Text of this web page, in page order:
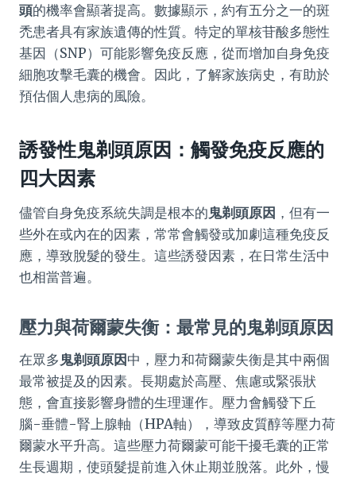
頭的機率會顯著提高。數據顯示，約有五分之一的斑
禿患者具有家族遺傳的性質。特定的單核苷酸多態性
基因（SNP）可能影響免疫反應，從而增加自身免疫
細胞攻擊毛囊的機會。因此，了解家族病史，有助於
預估個人患病的風險。
誘發性鬼剃頭原因：觸發免疫反應的
四大因素
儘管自身免疫系統失調是根本的鬼剃頭原因 ，但有一
些外在或內在的因素，常常會觸發或加劇這種免疫反
應，導致脫髮的發生。這些誘發因素，在日常生活中
也相當普遍。
壓力與荷爾蒙失衡：最常見的鬼剃頭原因
在眾多鬼剃頭原因中，壓力和荷爾蒙失衡是其中兩個
最常被提及的因素。長期處於高壓、焦慮或緊張狀
態，會直接影響身體的生理運作。壓力會觸發下丘
腦-垂體-腎上腺軸（HPA軸），導致皮質醇等壓力荷
爾蒙水平升高。這些壓力荷爾蒙可能干擾毛囊的正常
生長週期，使頭髮提前進入休止期並脫落。此外，慢